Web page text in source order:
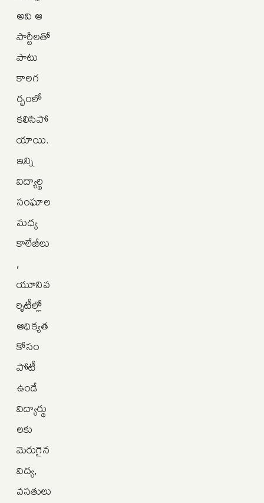
అవి ఆ
పార్టీలతో
పాటు
కాలగ
ర్భంలో
కలిసిపో
యాయి.
ఇన్ని
విద్యార్థి
సంఘాల
మధ్య
కాలేజీలు
,
యూనివ
ర్శిటీల్లో
ఆధిక్యత
కోసం
పోటీ
ఉండే
విద్యార్థు
లకు
మెరుగైన
విద్య,
వసతులు